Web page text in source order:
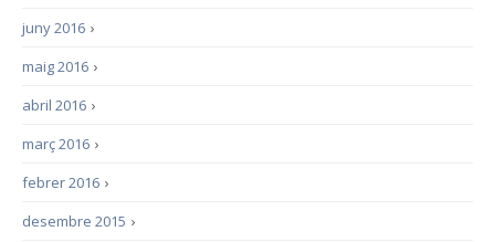
›
juny 2016
›
maig 2016
›
abril 2016
›
març 2016
›
febrer 2016
›
desembre 2015